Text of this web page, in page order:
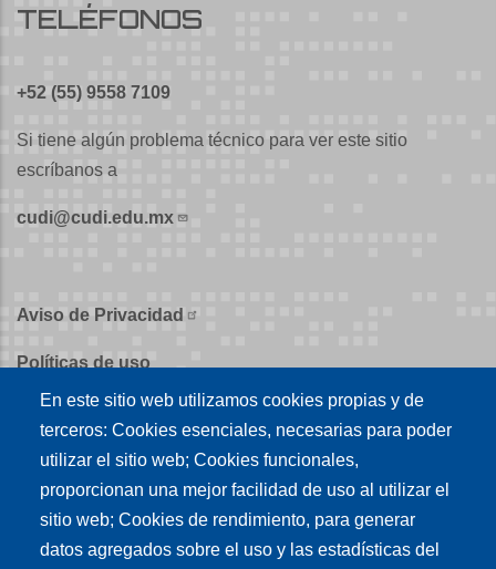
En este sitio web utilizamos cookies propias y de
terceros: Cookies esenciales, necesarias para poder
utilizar el sitio web; Cookies funcionales,
proporcionan una mejor facilidad de uso al utilizar el
sitio web; Cookies de rendimiento, para generar
datos agregados sobre el uso y las estadísticas del
TELÉFONOS
+52 (55) 9558 7109
Si tiene algún problema técnico para ver este sitio
escríbanos a
cudi@cudi.edu.mx
Aviso de Privacidad
Políticas de uso
Políticas de publicación
Créditos
Tu conexión es